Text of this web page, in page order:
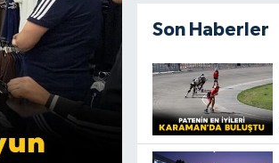
Son Haberler